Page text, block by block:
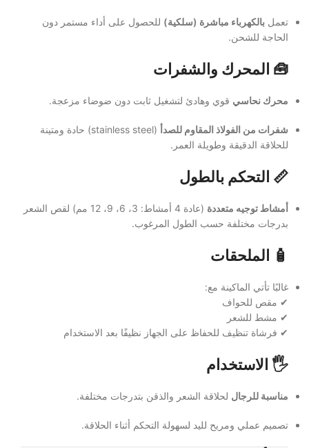
تعمل بالكهرباء مباشرة (سلكية) للحصول على أداء مستمر دون
الحاجة للشحن.
🧰 المحرك والشفرات
محرك نحاسي قوي وهادئ لتشغيل ثابت دون ضوضاء مزعجة.
شفرات من الفولاذ المقاوم للصدأ
(stainless steel) حادة ومتينة
للحلاقة الدقيقة وطويلة العمر.
📏 التحكم بالطول
أمشاط توجيه متعددة
(عادة 4 أمشاط: 3، 6، 9، 12 مم) لقص الشعر
بدرجات مختلفة حسب الطول المرغوب.
🧴 الملحقات
غالبًا تأتي الماكينة مع:
✔ مقص للحواف
✔ مشط للشعر
✔ فرشاة تنظيف للحفاظ على الجهاز نظيفًا بعد الاستخدام
🖐️ الاستخدام
مناسبة للرجال لحلاقة الشعر والذقن بتدرجات مختلفة.
تصميم عملي ومريح لليد لسهولة التحكم أثناء الحلاقة.